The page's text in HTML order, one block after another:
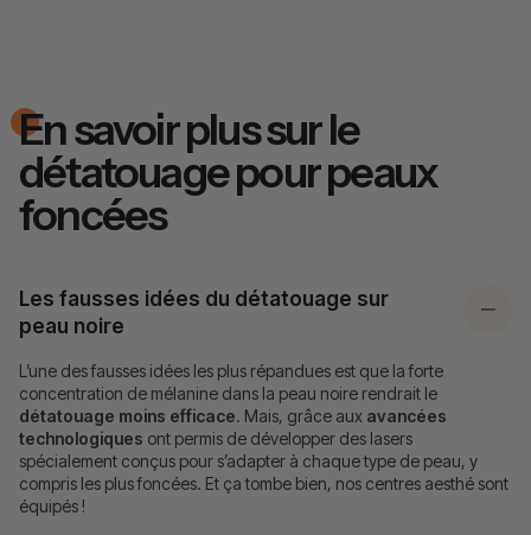
En savoir plus sur le
détatouage pour peaux
foncées
Les fausses idées du détatouage sur
peau noire
L’une des fausses idées les plus répandues est que la forte
concentration de mélanine dans la peau noire rendrait le
détatouage moins efficace. Mais, grâce aux avancées
technologiques ont permis de développer des lasers
spécialement conçus pour s’adapter à chaque type de peau, y
compris les plus foncées. Et ça tombe bien, nos centres aesthé sont
équipés !